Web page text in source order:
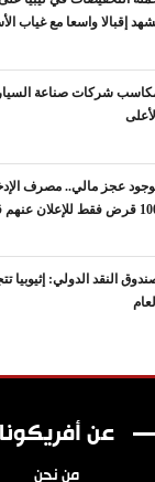
إقبالا واسعا مع غياب
شركات صناعة
الأعلى
عجز مالي.. مصرف
للإعلان عنهم قريبا
النقد الدولي: إثيوبيا
العام
عن أفريكونا
من نحن